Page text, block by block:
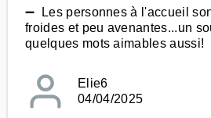
➖ Les personnes à l'accueil
froides et peu avenantes...un
quelques mots aimables aussi!
Elie6
04/04/2025